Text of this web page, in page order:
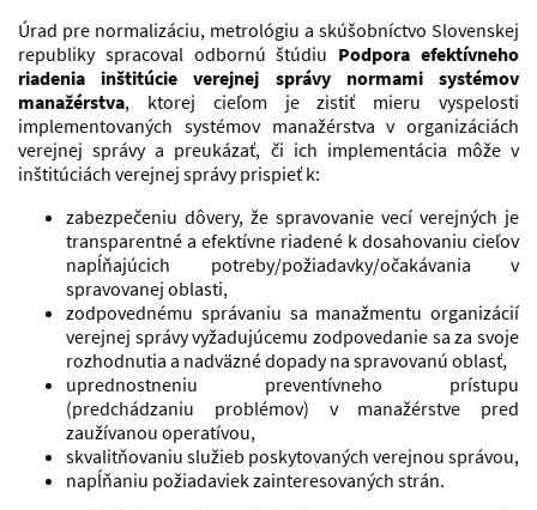
Úrad pre normalizáciu, metrológiu a skúšobníctvo Slovenskej
republiky spracoval odbornú štúdiu Podpora efektívneho
riadenia inštitúcie verejnej správy normami systémov
manažérstva, ktorej cieľom je zistiť mieru vyspelosti
implementovaných systémov manažérstva v organizáciách
verejnej správy a preukázať, či ich implementácia môže v
inštitúciách verejnej správy prispieť k:
zabezpečeniu dôvery, že spravovanie vecí verejných je
transparentné a efektívne riadené k dosahovaniu cieľov
napĺňajúcich potreby/požiadavky/očakávania v
spravovanej oblasti,
zodpovednému správaniu sa manažmentu organizácií
verejnej správy vyžadujúcemu zodpovedanie sa za svoje
rozhodnutia a nadväzné dopady na spravovanú oblasť,
uprednostneniu preventívneho prístupu
(predchádzaniu problémov) v manažérstve pred
zaužívanou operatívou,
skvalitňovaniu služieb poskytovaných verejnou správou,
napĺňaniu požiadaviek zainteresovaných strán.